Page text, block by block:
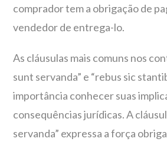
comprador tem a obrigação de
vendedor de entrega-lo.
As cláusulas mais comuns nos
sunt servanda” e “rebus sic
importância conhecer suas
consequências jurídicas. A
servanda” expressa a força